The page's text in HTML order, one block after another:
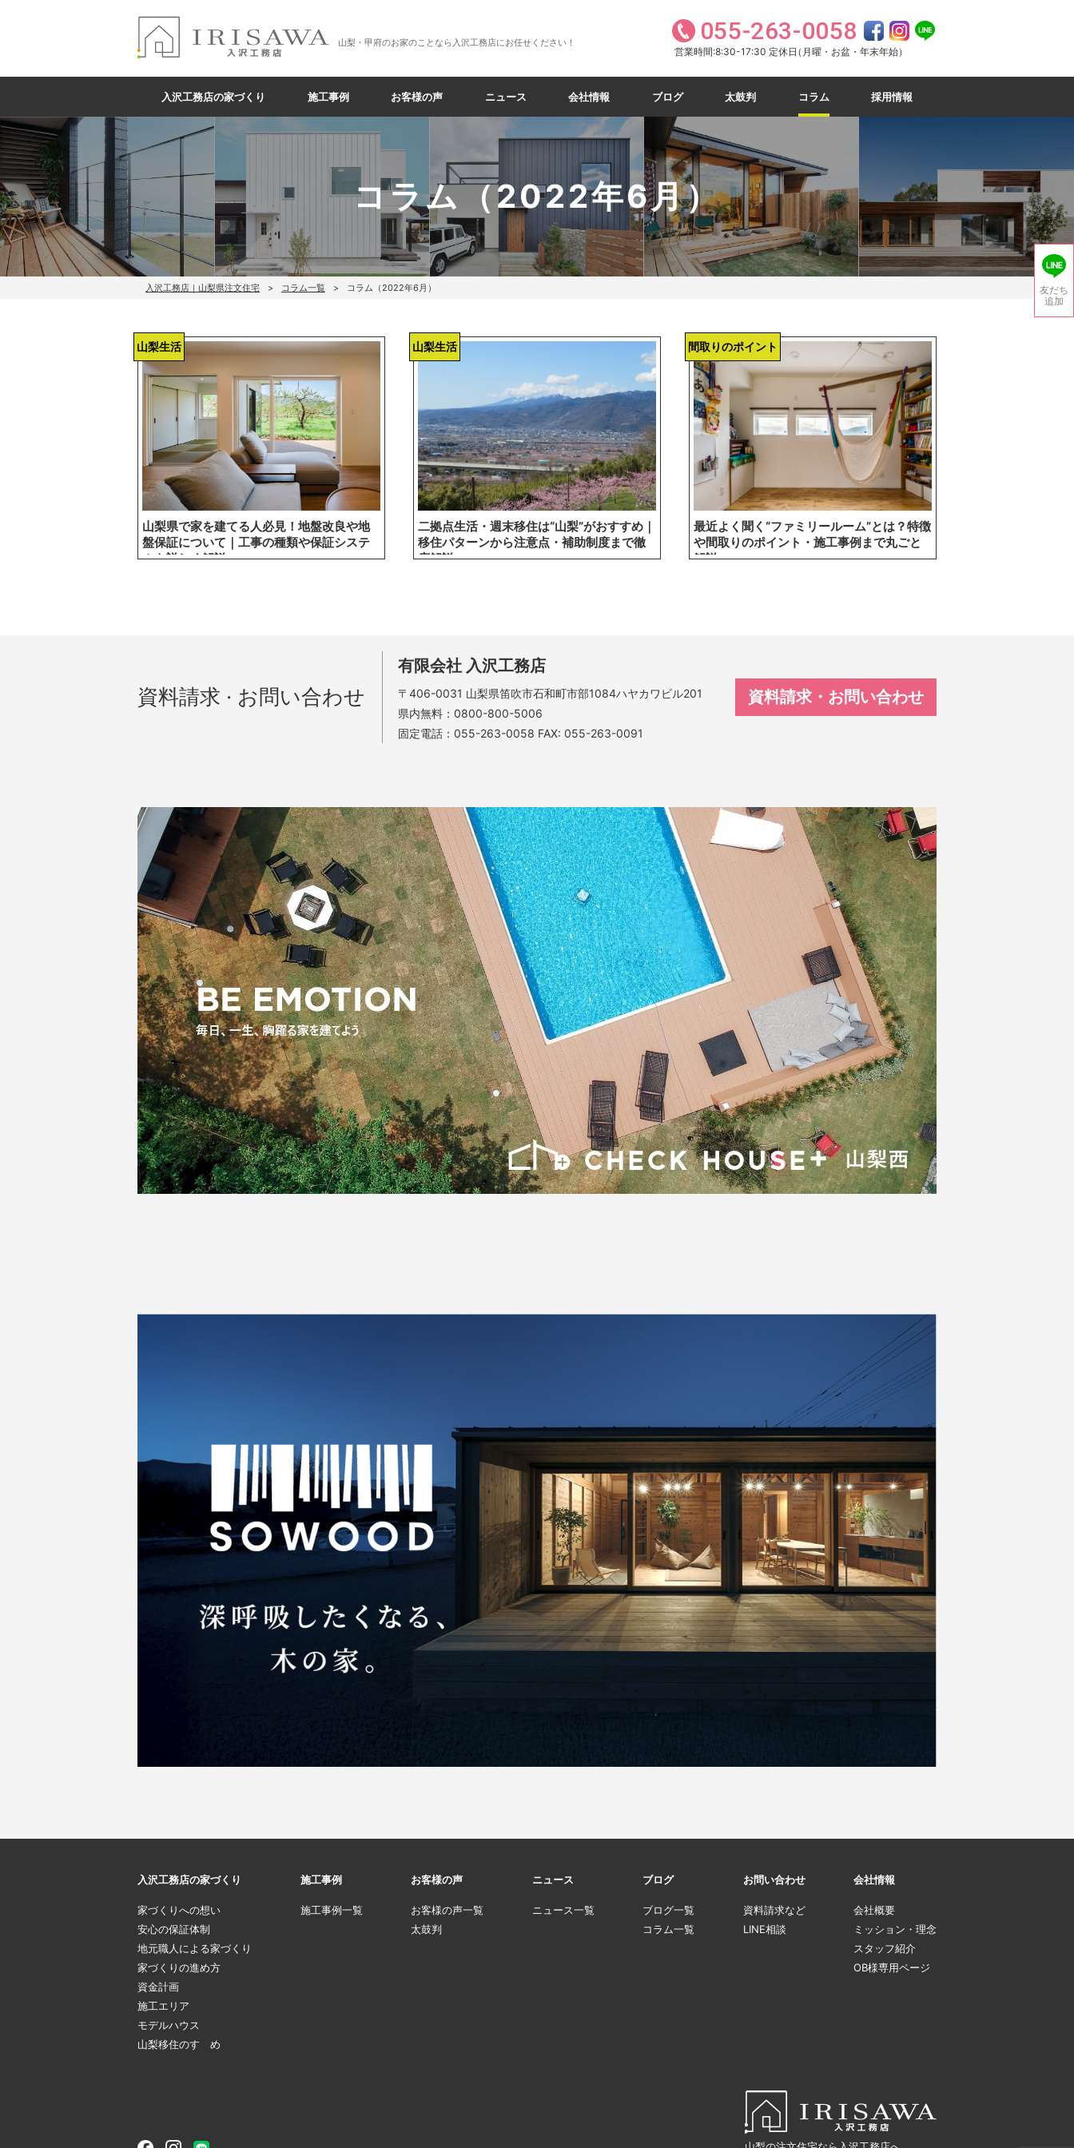
山梨・甲府のお家のことなら入沢工務店にお任せください！ 055-263-0058
営業時間:8:30-17:30 定休日（月曜・お盆・年末年始）
入沢工務店の家づくり 施工事例 お客様の声 ニュース 会社情報 ブログ 太鼓判 コラム 採用情報
コラム（2022年6月）
入沢工務店｜山梨県注文住宅 コラム一覧 コラム（2022年6月）
山梨県で家を建てる人必見！地盤改良や地
盤保証について｜工事の種類や保証システ
ムも詳しく解説
山梨生活
二拠点生活・週末移住は“山梨”がおすすめ｜
移住パターンから注意点・補助制度まで徹
底解説
山梨生活
最近よく聞く“ファミリールーム”とは？特徴
や間取りのポイント・施工事例まで丸ごと
解説
間取りのポイント
資料請求 · お問い合わせ
有限会社 入沢工務店
〒406-0031 山梨県笛吹市石和町市部1084ハヤカワビル201
県内無料： 0800-800-5006
固定電話： 055-263-0058 FAX: 055-263-0091
資料請求・お問い合わせ
入沢工務店の家づくり
家づくりへの想い
安心の保証体制
地元職人による家づくり
家づくりの進め方
資金計画
施工エリア
モデルハウス
山梨移住のすゝめ
施工事例
施工事例一覧
お客様の声
お客様の声一覧
太鼓判
ニュース
ニュース一覧
ブログ
ブログ一覧
コラム一覧
お問い合わせ
資料請求など
LINE相談
会社情報
会社概要
ミッション・理念
スタッフ紹介
OB様専用ページ
友だち
追加